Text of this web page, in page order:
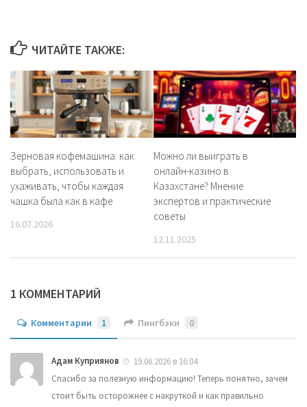
ЧИТАЙТЕ ТАКЖЕ:
Зерновая кофемашина: как
выбрать, использовать и
ухаживать, чтобы каждая
чашка была как в кафе
16.07.2026
Можно ли выиграть в
онлайн-казино в
Казахстане? Мнение
экспертов и практические
советы
12.11.2025
1 КОММЕНТАРИЙ
Комментарии 1 Пингбэки 0
Адам Куприянов
19.06.2026 в 16:04
Спасибо за полезную информацию! Теперь понятно, зачем
стоит быть осторожнее с накруткой и как правильно